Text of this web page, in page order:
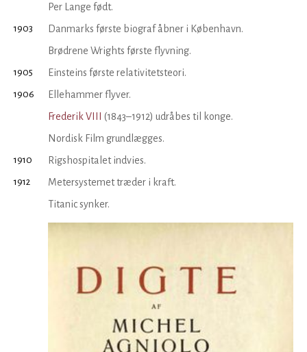
Per Lange født.
1903
Danmarks første biograf åbner i København.
Brødrene Wrights første flyvning.
1905 Einsteins første relativitetsteori.
1906
Ellehammer flyver.
Frederik VIII
(1843–1912) udråbes til konge.
Nordisk Film grundlægges.
1910 Rigshospitalet indvies.
1912
Metersystemet træder i kraft.
Titanic synker.